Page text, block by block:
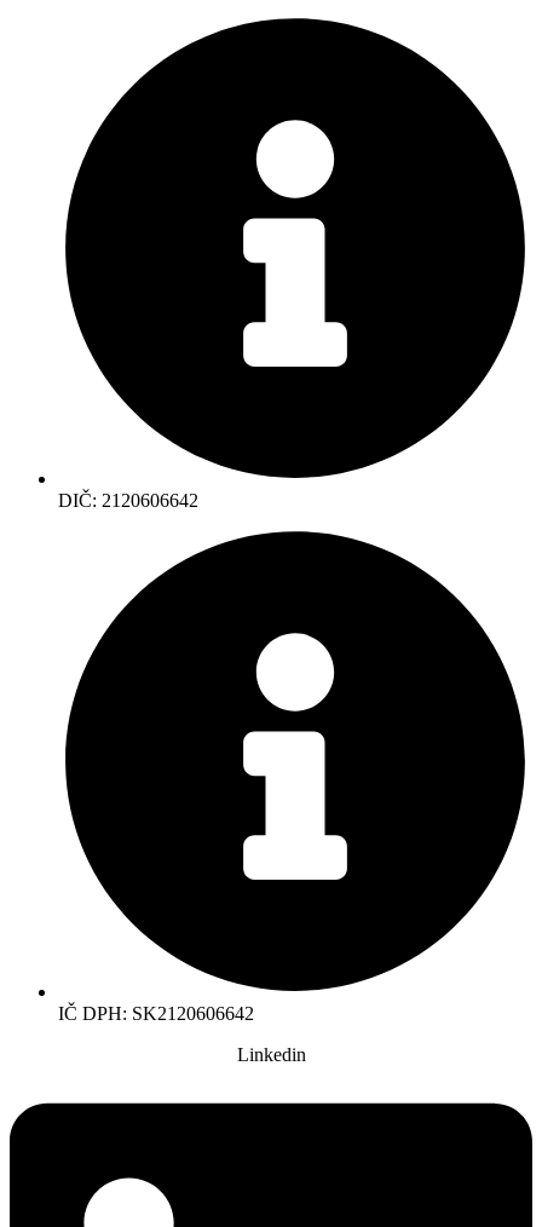
DIČ: 2120606642
IČ DPH: SK2120606642
Linkedin